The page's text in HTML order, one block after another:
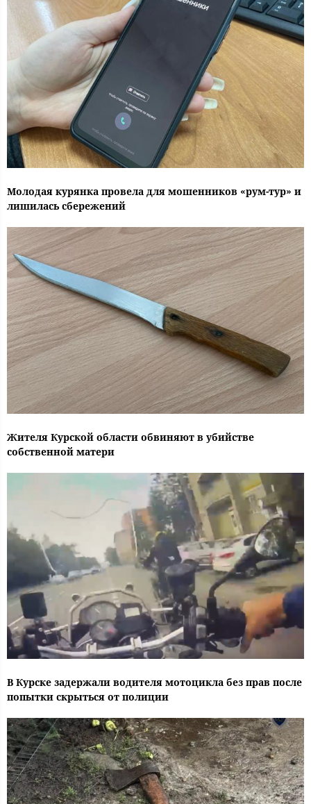
Молодая курянка провела для мошенников «рум-тур» и
лишилась сбережений
Жителя Курской области обвиняют в убийстве
собственной матери
В Курске задержали водителя мотоцикла без прав после
попытки скрыться от полиции